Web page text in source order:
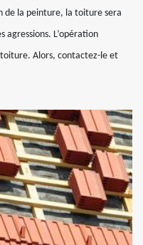
de la peinture, la toiture sera
L’opération
Alors, contactez-le et